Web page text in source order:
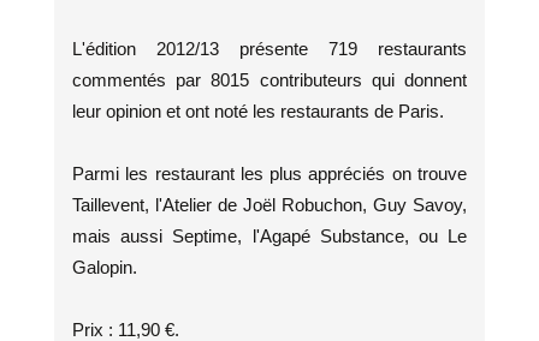
L'édition 2012/13 présente 719 restaurants
commentés par 8015 contributeurs qui donnent
leur opinion et ont noté les restaurants de Paris.
Parmi les restaurant les plus appréciés on trouve
Taillevent, l'Atelier de Joël Robuchon, Guy Savoy,
mais aussi Septime, l'Agapé Substance, ou Le
Galopin.
Prix : 11,90 €.